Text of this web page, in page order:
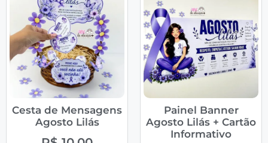
Cesta de Mensagens
Agosto Lilás
Painel Banner
Agosto Lilás + Cartão
Informativo